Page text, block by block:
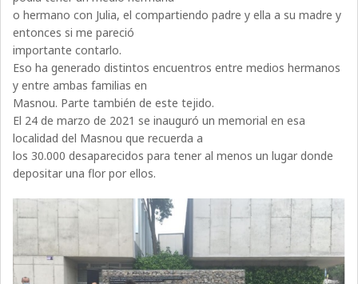
o hermano con Julia, el compartiendo padre y ella a su madre y
entonces si me pareció
importante contarlo.
Eso ha generado distintos encuentros entre medios hermanos
y entre ambas familias en
Masnou. Parte también de este tejido.
El 24 de marzo de 2021 se inauguró un memorial en esa
localidad del Masnou que recuerda a
los 30.000 desaparecidos para tener al menos un lugar donde
depositar una flor por ellos.